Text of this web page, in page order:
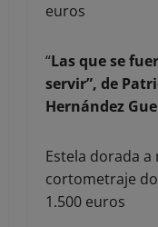
euros
“Las que se
servir”, de
Hernández
Estela dorada a
cortometraje
1.500 euros